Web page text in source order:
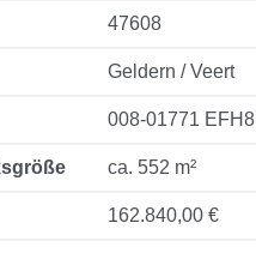
47608
Geldern / Veert
008-01771 EFH8
ca. 552 m²
162.840,00 €